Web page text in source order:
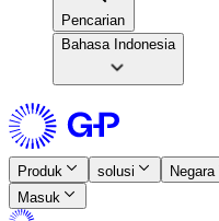
Pencarian​​
Bahasa Indonesia
Produk​​ solusi​​ Negara​​
Masuk​​